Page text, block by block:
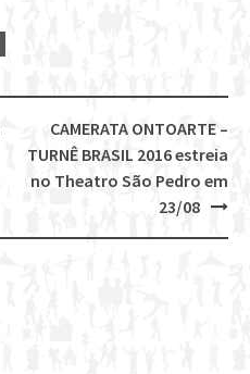
CAMERATA ONTOARTE –
TURNÊ BRASIL 2016 estreia
no Theatro São Pedro em
23/08